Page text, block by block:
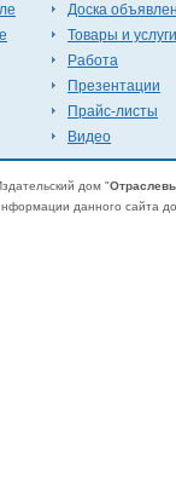
Доска
Товары и услуги
Работа
Презентации
Прайс-листы
Видео
дом "
данного сайта